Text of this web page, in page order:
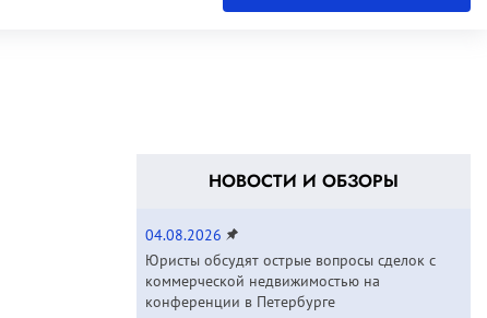
НОВОСТИ И ОБЗОРЫ
04.08.2026
Юристы обсудят острые вопросы сделок с
коммерческой недвижимостью на
конференции в Петербурге